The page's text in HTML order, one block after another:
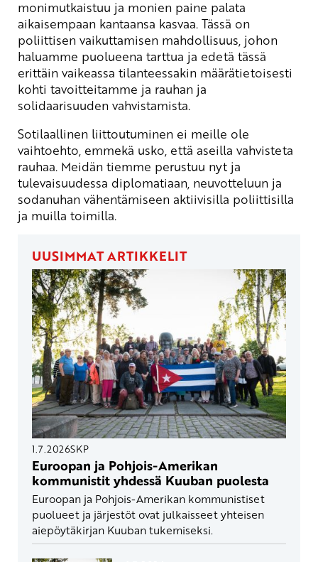
monimutkaistuu ja monien paine palata
aikaisempaan kantaansa kasvaa. Tässä on
poliittisen vaikuttamisen mahdollisuus, johon
haluamme puolueena tarttua ja edetä tässä
erittäin vaikeassa tilanteessakin määrätietoisesti
kohti tavoitteitamme ja rauhan ja
solidaarisuuden vahvistamista.
Sotilaallinen liittoutuminen ei meille ole
vaihtoehto, emmekä usko, että aseilla vahvisteta
rauhaa. Meidän tiemme perustuu nyt ja
tulevaisuudessa diplomatiaan, neuvotteluun ja
sodanuhan vähentämiseen aktiivisilla poliittisilla
ja muilla toimilla.
UUSIMMAT ARTIKKELIT
1.7.2026SKP
Euroopan ja Pohjois-Amerikan
kommunistit yhdessä Kuuban puolesta
Euroopan ja Pohjois-Amerikan kommunistiset
puolueet ja järjestöt ovat julkaisseet yhteisen
aiepöytäkirjan Kuuban tukemiseksi.